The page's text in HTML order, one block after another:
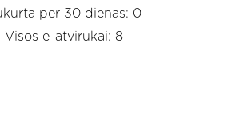
per 30 dienas: 0
Visos e-atvirukai: 8